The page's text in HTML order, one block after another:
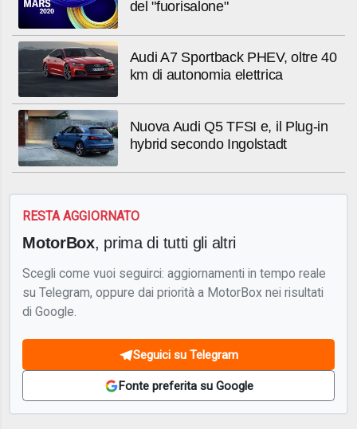
del "fuorisalone"
Audi A7 Sportback PHEV, oltre 40
km di autonomia elettrica
Nuova Audi Q5 TFSI e, il Plug-in
hybrid secondo Ingolstadt
RESTA AGGIORNATO
MotorBox, prima di tutti gli altri
Scegli come vuoi seguirci: aggiornamenti in tempo reale
su Telegram, oppure dai priorità a MotorBox nei risultati
di Google.
Seguici su Telegram
Fonte preferita su Google